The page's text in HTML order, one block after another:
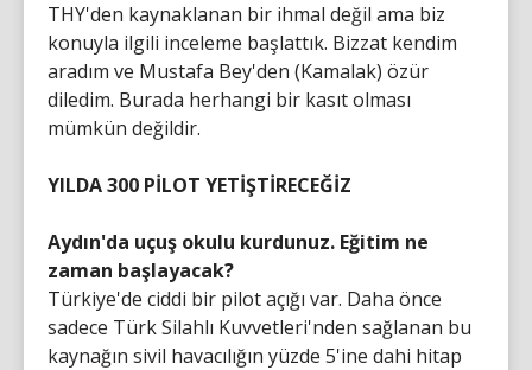
THY'den kaynaklanan bir ihmal değil ama biz
konuyla ilgili inceleme başlattık. Bizzat kendim
aradım ve Mustafa Bey'den (Kamalak) özür
diledim. Burada herhangi bir kasıt olması
mümkün değildir.
YILDA 300 PİLOT YETİŞTİRECEĞİZ
Aydın'da uçuş okulu kurdunuz. Eğitim ne
zaman başlayacak?
Türkiye'de ciddi bir pilot açığı var. Daha önce
sadece Türk Silahlı Kuvvetleri'nden sağlanan bu
kaynağın sivil havacılığın yüzde 5'ine dahi hitap